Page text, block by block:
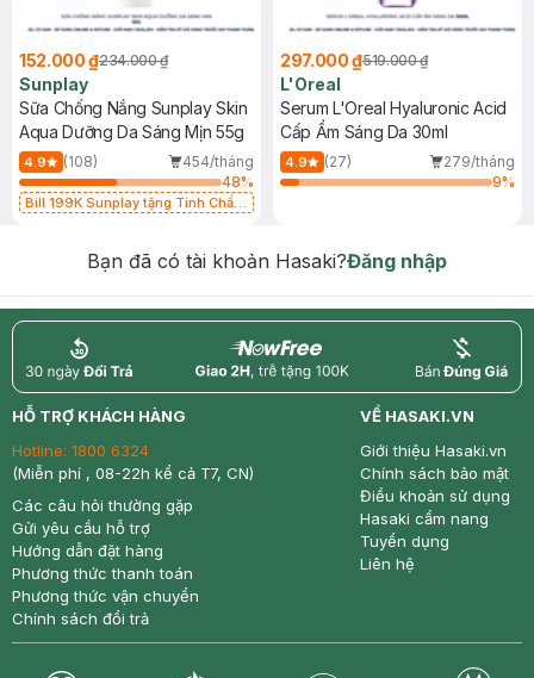
152.000 ₫234.000 ₫
Sunplay
Sữa Chống Nắng Sunplay Skin
Aqua Dưỡng Da Sáng Mịn 55g
4.9 (108)
454/tháng
48%
Bill 199K Sunplay tặng Tinh Chất
297.000 ₫519.000 ₫
L'Oreal
Serum L'Oreal Hyaluronic Acid
Cấp Ẩm Sáng Da 30ml
4.9 (27)
279/tháng
9%
Bạn đã có tài khoản Hasaki?Đăng nhập
return nowfree price
HỖ TRỢ KHÁCH HÀNG
Hotline: 1800 6324
(Miễn phí , 08-22h kể cả T7, CN)
Các câu hỏi thường gặp
Gửi yêu cầu hỗ trợ
Hướng dẫn đặt hàng
Phương thức thanh toán
Phương thức vận chuyển
Chính sách đổi trả
VỀ HASAKI.VN
Giới thiệu Hasaki.vn
Chính sách bảo mật
Điều khoản sử dụng
Hasaki cẩm nang
Tuyển dụng
Liên hệ